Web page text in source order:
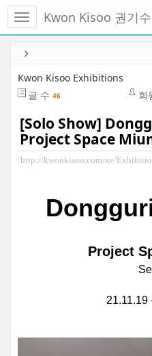
메
토
Kwon Kisoo 권기수
Kwon Kisoo Exhibitions
글 수 46 회
[Solo Show]
Project Space
http://kwonkisoo.com/xe/
Project
21.11.19